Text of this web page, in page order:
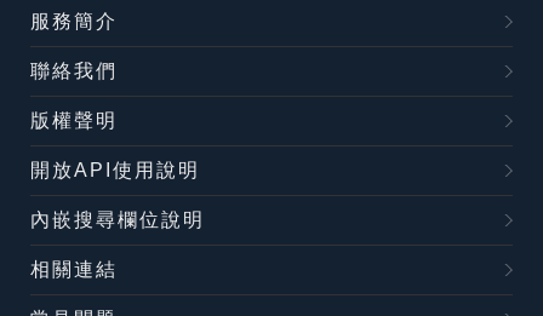
服務簡介
聯絡我們
版權聲明
開放API使用說明
內嵌搜尋欄位說明
相關連結